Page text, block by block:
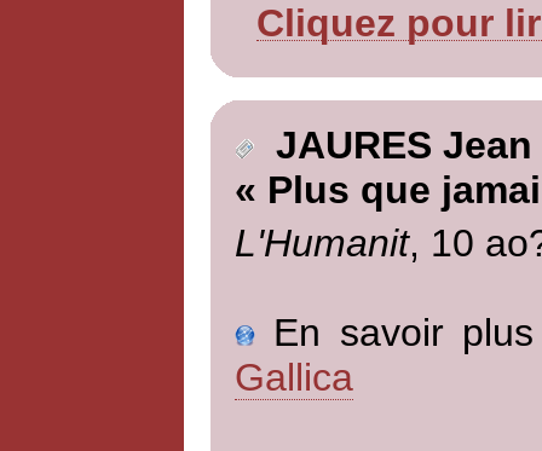
Cliquez pour
JAURES Jean
« Plus que
L'Humanit, 10
En savoir
Gallica